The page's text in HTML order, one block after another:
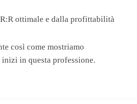
ottimale e dalla profittabilità
così come mostriamo
in questa professione.